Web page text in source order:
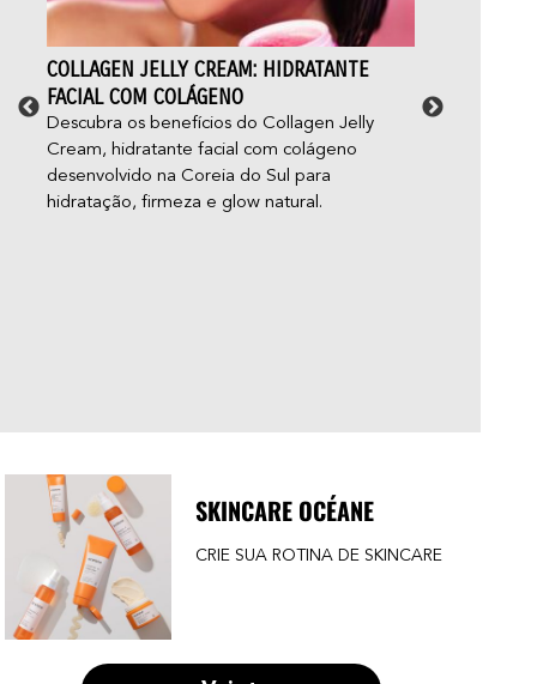
COLLAGEN JELLY CREAM: HIDRATANTE
FACIAL COM COLÁGENO
Descubra os benefícios do Collagen Jelly
Cream, hidratante facial com colágeno
desenvolvido na Coreia do Sul para
hidratação, firmeza e glow natural.
SKINCARE OCÉANE
CRIE SUA ROTINA DE SKINCARE